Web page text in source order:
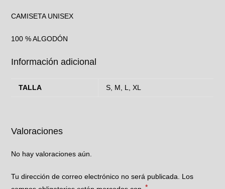
CAMISETA UNISEX
100 % ALGODÓN
Información adicional
TALLA S, M, L, XL
Valoraciones
No hay valoraciones aún.
Tu dirección de correo electrónico no será publicada. Los
*